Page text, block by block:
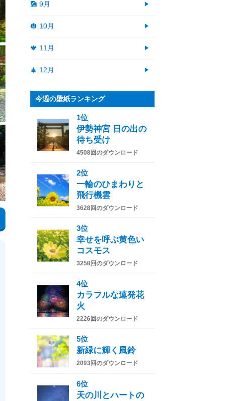
🎑 9月
🎃 10月
🍁 11月
🎄 12月
今週の壁紙ランキング
1位
伊勢神宮 日の出の
待ち受け
4508回のダウンロード
2位
一輪のひまわりと
飛行機雲
3628回のダウンロード
3位
幸せを呼ぶ黄色い
コスモス
3258回のダウンロード
4位
カラフルな連発花
火
2226回のダウンロード
5位
新緑に輝く風鈴
2093回のダウンロード
6位
天の川とハートの